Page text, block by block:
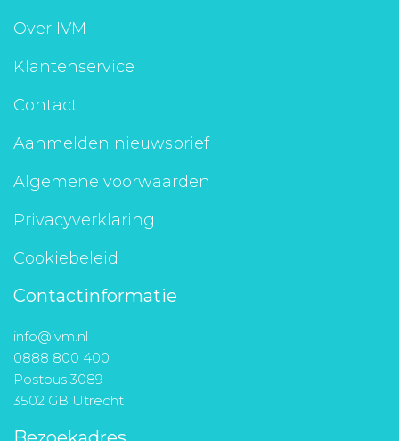
Aanmelden nieuwsbrief
Toegang leeromgeving
Over IVM
Klantenservice
Contact
Aanmelden nieuwsbrief
Algemene voorwaarden
Privacyverklaring
Cookiebeleid
Contactinformatie
info@ivm.nl
0888 800 400
Postbus 3089
3502 GB Utrecht